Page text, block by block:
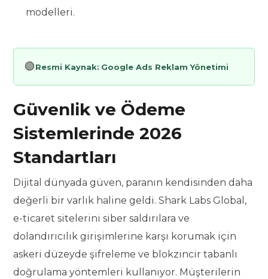
modelleri.
🟢Resmi Kaynak: Google Ads Reklam Yönetimi
Güvenlik ve Ödeme
Sistemlerinde 2026
Standartları
Dijital dünyada güven, paranın kendisinden daha
değerli bir varlık haline geldi. Shark Labs Global,
e-ticaret sitelerini siber saldırılara ve
dolandırıcılık girişimlerine karşı korumak için
askeri düzeyde şifreleme ve blokzincir tabanlı
doğrulama yöntemleri kullanıyor. Müşterilerin